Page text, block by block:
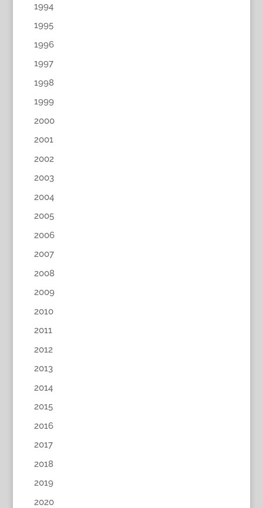
1994
1995
1996
1997
1998
1999
2000
2001
2002
2003
2004
2005
2006
2007
2008
2009
2010
2011
2012
2013
2014
2015
2016
2017
2018
2019
2020